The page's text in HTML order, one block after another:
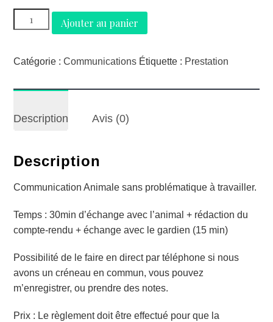
quantité
de
Animale
Ajouter au panier
Catégorie :Communications Étiquette : Prestation
Description Avis (0)
Description
Communication Animale sans problématique à travailler.
Temps : 30min d’échange avec l’animal + rédaction du
compte-rendu + échange avec le gardien (15 min)
Possibilité de le faire en direct par téléphone si nous
avons un créneau en commun, vous pouvez
m’enregistrer, ou prendre des notes.
Prix : Le règlement doit être effectué pour que la